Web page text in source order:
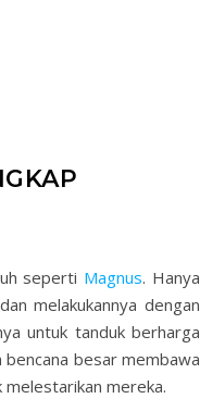
seperti Magnus. Hanya
melakukannya dengan
untuk tanduk berharga
besar membawa
melestarikan mereka.